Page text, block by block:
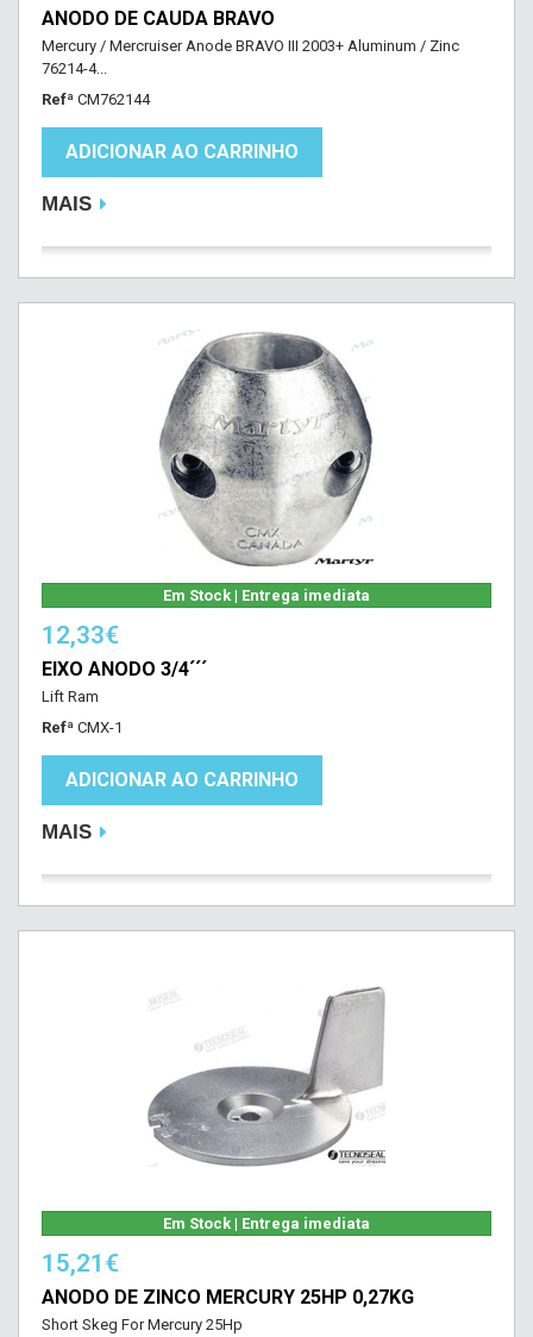
ANODO DE CAUDA BRAVO
Mercury / Mercruiser Anode BRAVO III 2003+ Aluminum / Zinc
76214-4...
Refª CM762144
ADICIONAR AO CARRINHO
MAIS
Em Stock | Entrega imediata
12,33€
EIXO ANODO 3/4´´´
Lift Ram
Refª CMX-1
ADICIONAR AO CARRINHO
MAIS
Em Stock | Entrega imediata
15,21€
ANODO DE ZINCO MERCURY 25HP 0,27KG
Short Skeg For Mercury 25Hp